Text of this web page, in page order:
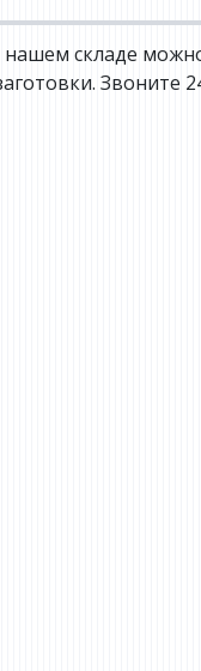
складе
Звоните